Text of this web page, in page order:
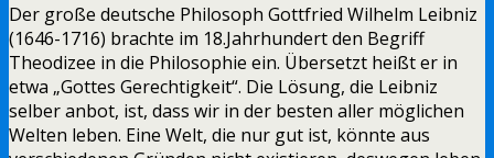
Der große deutsche Philosoph Gottfried Wilhelm Leibniz
(1646-1716) brachte im 18.Jahrhundert den Begriff
Theodizee in die Philosophie ein. Übersetzt heißt er in
etwa „Gottes Gerechtigkeit“. Die Lösung, die Leibniz
selber anbot, ist, dass wir in der besten aller möglichen
Welten leben. Eine Welt, die nur gut ist, könnte aus